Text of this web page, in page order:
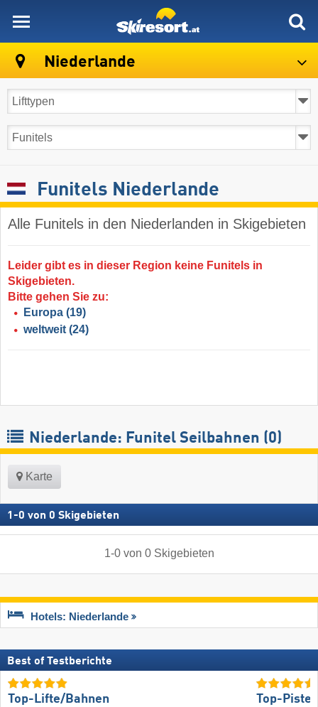
Niederlande
Funitels Niederlande
Alle Funitels in den Niederlanden in Skigebieten
Leider gibt es in dieser Region keine Funitels in
Skigebieten.
Bitte gehen Sie zu:
Europa (19)
weltweit (24)
Niederlande: Funitel Seilbahnen (0)
Karte
1 -0 von 0 Skigebieten
1-0von 0 Skigebieten
Hotels: Niederlande
Best of Testberichte
Top-Lifte/Bahnen Top-